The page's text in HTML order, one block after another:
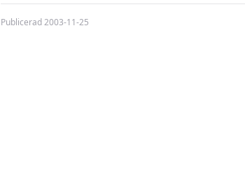
Publicerad2003-11-25